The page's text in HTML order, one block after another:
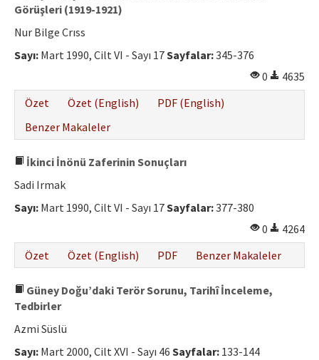
Görüşleri (1919-1921)
Nur Bilge Crıss
Sayı: Mart 1990, Cilt VI - Sayı 17Sayfalar:345-376
0
4635
Özet
Özet (English)
PDF (English)
Benzer Makaleler
İkinci İnönü Zaferinin Sonuçları
Sadi Irmak
Sayı: Mart 1990, Cilt VI - Sayı 17Sayfalar:377-380
0
4264
Özet
Özet (English) PDF Benzer Makaleler
Güney Doğu’daki Terör Sorunu, Tarihî İnceleme,
Tedbirler
Azmi Süslü
Sayı: Mart 2000, Cilt XVI - Sayı 46 Sayfalar: 133-144